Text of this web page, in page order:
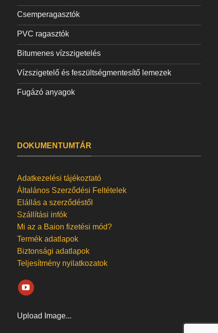
Csemperagasztók
PVC ragasztók
Bitumenes vízszigetelés
Vízszigetelő és feszültségmentesítő lemezek
Fugázó anyagok
DOKUMENTUMTÁR
Adatkezelési tájékoztató
Általános Szerződési Feltételek
Elállás a szerződéstől
Szállítási infók
Mi az a Baion fizetési mód?
Termék adatlapok
Biztonsági adatlapok
Teljesítmény nyilatkozatok
Upload Image...